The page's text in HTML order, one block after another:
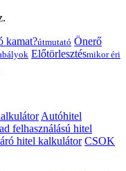
kamat?útmutató Önerő
Előtörlesztésmikor éri
Autóhitel
felhasználású hitel
hitel kalkulátor CSOK